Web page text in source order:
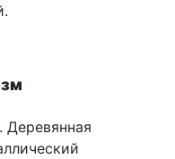
Деревянная